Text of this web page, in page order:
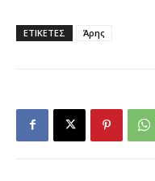
ΕΤΙΚΕΤΕΣ Άρης